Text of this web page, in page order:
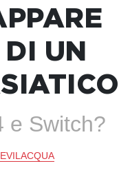
UN
e Switch?